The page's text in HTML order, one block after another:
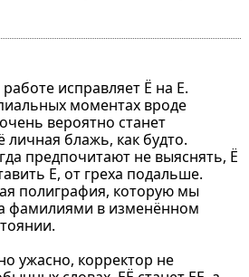
исправляет Ё на Е.
моментах вроде
вероятно станет
блажь, как будто.
предпочитают не выяснять, Ё
Е, от греха подальше.
полиграфия, которую мы
фамилиями в изменённом
ужасно, корректор не